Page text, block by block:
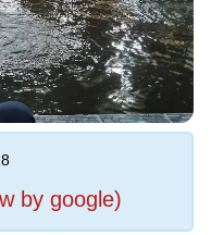
by google)